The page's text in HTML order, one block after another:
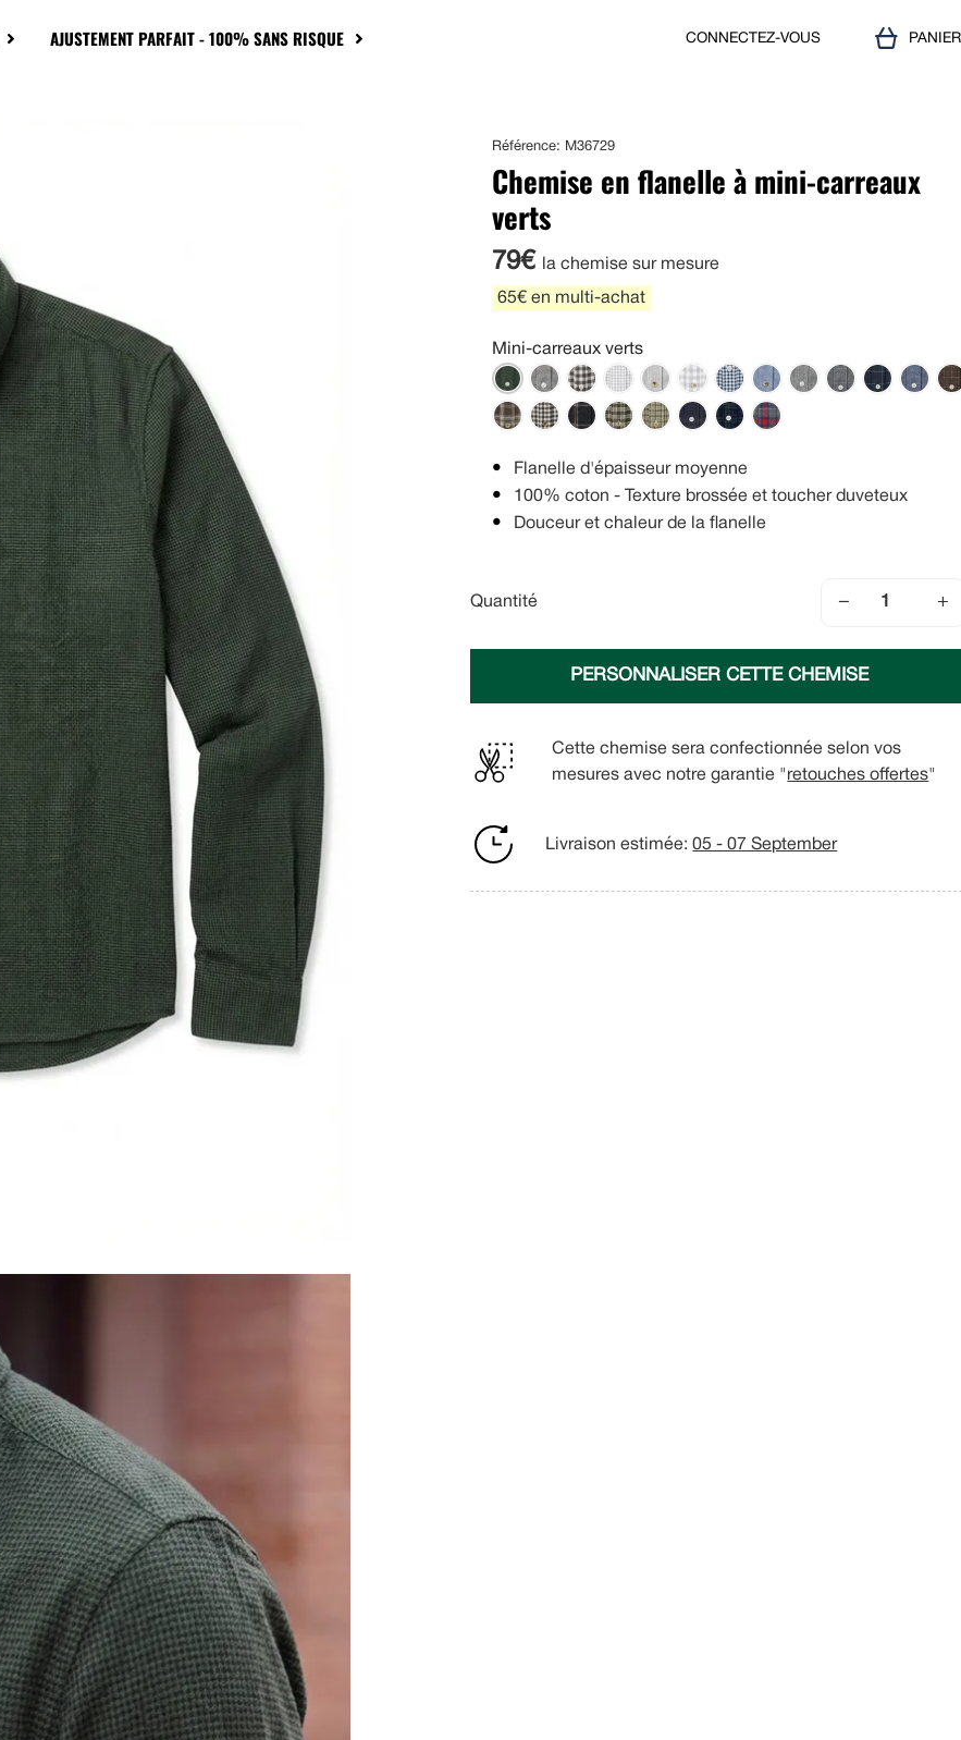
AJUSTEMENT PARFAIT - 100% SANS RISQUE CONNECTEZ-VOUS PANIER
Référence: M36729
Chemise en flanelle à mini-carreaux
verts
79€ la chemise sur mesure
65€ en multi-achat
Mini-carreaux verts
Flanelle d'épaisseur moyenne
100% coton - Texture brossée et toucher duveteux
Douceur et chaleur de la flanelle
Quantité − +
PERSONNALISER CETTE CHEMISE
Cette chemise sera confectionnée selon vos
mesures avec notre garantie " retouches offertes"
Livraison estimée:05 - 07 September